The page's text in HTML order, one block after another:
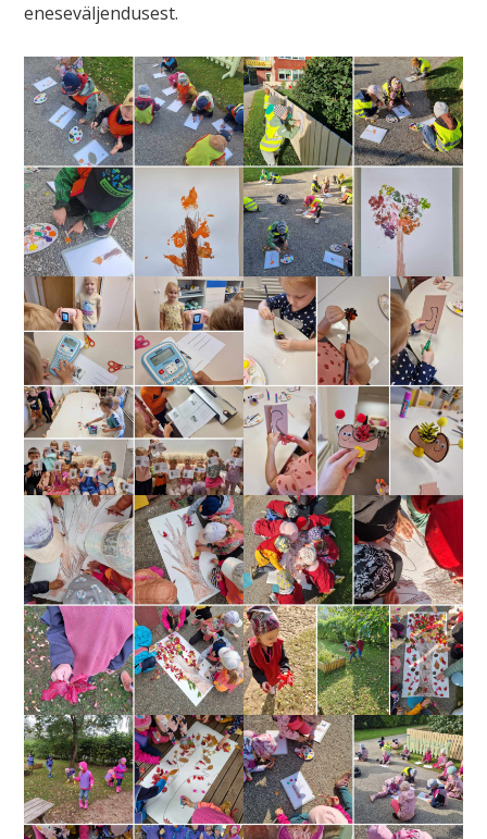
eneseväljendusest.